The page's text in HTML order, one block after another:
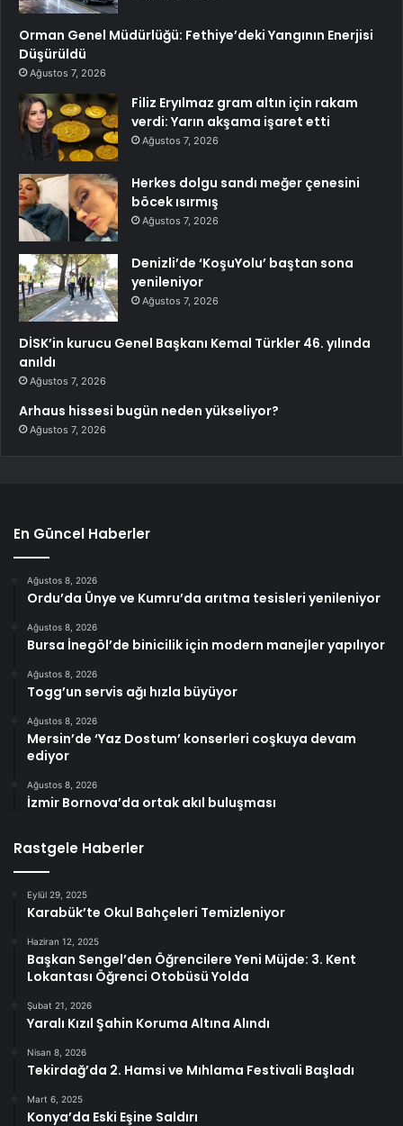
Orman Genel Müdürlüğü: Fethiye’deki Yangının Enerjisi
Düşürüldü
Ağustos 7, 2026
Filiz Eryılmaz gram altın için rakam
verdi: Yarın akşama işaret etti
Ağustos 7, 2026
Herkes dolgu sandı meğer çenesini
böcek ısırmış
Ağustos 7, 2026
Denizli’de ‘KoşuYolu’ baştan sona
yenileniyor
Ağustos 7, 2026
DİSK’in kurucu Genel Başkanı Kemal Türkler 46. yılında
anıldı
Ağustos 7, 2026
Arhaus hissesi bugün neden yükseliyor?
Ağustos 7, 2026
En Güncel Haberler
Ağustos 8, 2026
Ordu’da Ünye ve Kumru’da arıtma tesisleri yenileniyor
Ağustos 8, 2026
Bursa İnegöl’de binicilik için modern manejler yapılıyor
Ağustos 8, 2026
Togg’un servis ağı hızla büyüyor
Ağustos 8, 2026
Mersin’de ‘Yaz Dostum’ konserleri coşkuya devam
ediyor
Ağustos 8, 2026
İzmir Bornova’da ortak akıl buluşması
Rastgele Haberler
Eylül 29, 2025
Karabük’te Okul Bahçeleri Temizleniyor
Haziran 12, 2025
Başkan Sengel’den Öğrencilere Yeni Müjde: 3. Kent
Lokantası Öğrenci Otobüsü Yolda
Şubat 21, 2026
Yaralı Kızıl Şahin Koruma Altına Alındı
Nisan 8, 2026
Tekirdağ’da 2. Hamsi ve Mıhlama Festivali Başladı
Mart 6, 2025
Konya’da Eski Eşine Saldırı